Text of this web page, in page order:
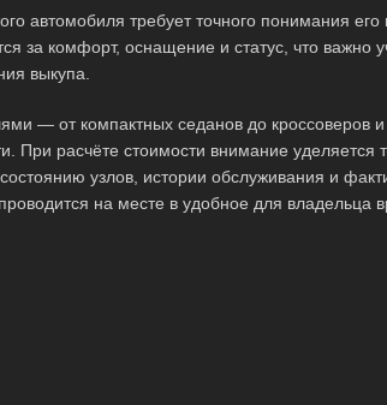
автомобиля требует точного понимания его
за комфорт, оснащение и статус, что важно
выкупа.
— от компактных седанов до кроссоверов и
При расчёте стоимости внимание уделяется
узлов, истории обслуживания и
на месте в удобное для владельца